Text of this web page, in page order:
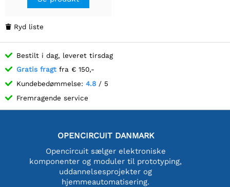
 Ryd liste
Bestilt i dag, leveret tirsdag
Gratis fragt fra € 150,-
Kundebedømmelse: 4.8 / 5
Fremragende service
OPENCIRCUIT DANMARK
Opencircuit sælger elektroniske
komponenter og moduler til prototyping,
uddannelsesprojekter og
hjemmeautomatisering.